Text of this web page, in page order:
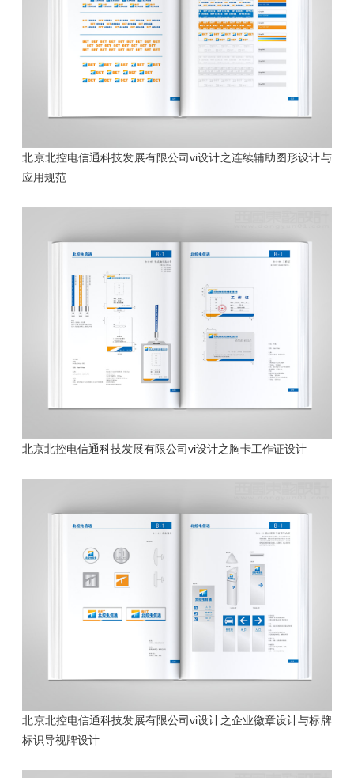
北京北控电信通科技发展有限公司vi设计之连续辅助图形设计与
应用规范
北京北控电信通科技发展有限公司vi设计之胸卡工作证设计
北京北控电信通科技发展有限公司vi设计之企业徽章设计与标牌
标识导视牌设计